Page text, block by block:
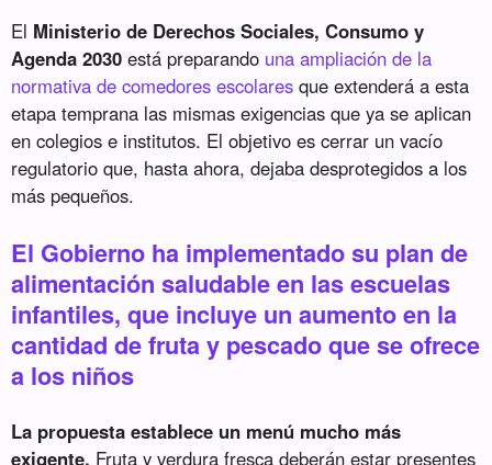
El Ministerio de Derechos Sociales, Consumo y
Agenda 2030 está preparando una ampliación de la
normativa de comedores escolares que extenderá a esta
etapa temprana las mismas exigencias que ya se aplican
en colegios e institutos. El objetivo es cerrar un vacío
regulatorio que, hasta ahora, dejaba desprotegidos a los
más pequeños.
El Gobierno ha implementado su plan de
alimentación saludable en las escuelas
infantiles, que incluye un aumento en la
cantidad de fruta y pescado que se ofrece
a los niños
La propuesta establece un menú mucho más
exigente. Fruta y verdura fresca deberán estar presentes